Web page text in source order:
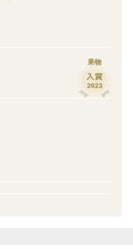
ないもの、色づきの
果物